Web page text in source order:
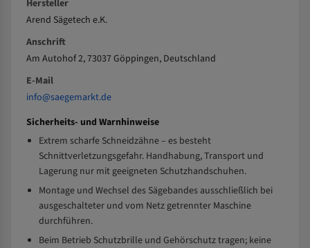
Hersteller
Arend Sägetech e.K.
Anschrift
Am Autohof 2, 73037 Göppingen, Deutschland
E-Mail
info@saegemarkt.de
Sicherheits- und Warnhinweise
Extrem scharfe Schneidzähne – es besteht
Schnittverletzungsgefahr. Handhabung, Transport und
Lagerung nur mit geeigneten Schutzhandschuhen.
Montage und Wechsel des Sägebandes ausschließlich bei
ausgeschalteter und vom Netz getrennter Maschine
durchführen.
Beim Betrieb Schutzbrille und Gehörschutz tragen; keine